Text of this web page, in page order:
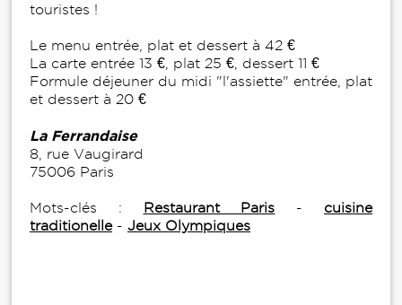
touristes !
Le menu entrée, plat et dessert à 42 €
La carte entrée 13 €, plat 25 €, dessert 11 €
Formule déjeuner du midi "l'assiette" entrée, plat
et dessert à 20 €
La Ferrandaise
8, rue Vaugirard
75006 Paris
Mots-clés : Restaurant Paris - cuisine
traditionelle- Jeux Olympiques